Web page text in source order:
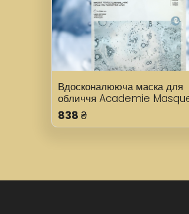
Вдосконалююча маска для
обличчя Academie
Perfecteur Hyalu-Pro в
838 ₴